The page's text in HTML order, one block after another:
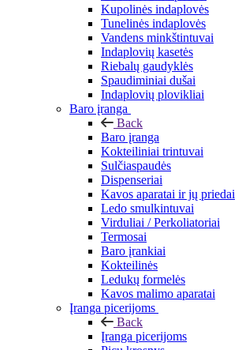
Kupolinės indaplovės
Tunelinės indaplovės
Vandens minkštintuvai
Indaplovių kasetės
Riebalų gaudyklės
Spaudiminiai dušai
Indaplovių plovikliai
Baro įranga
Back
Baro įranga
Kokteiliniai trintuvai
Sulčiaspaudės
Dispenseriai
Kavos aparatai ir jų priedai
Ledo smulkintuvai
Virduliai / Perkoliatoriai
Termosai
Baro įrankiai
Kokteilinės
Ledukų formelės
Kavos malimo aparatai
Įranga picerijoms
Back
Įranga picerijoms